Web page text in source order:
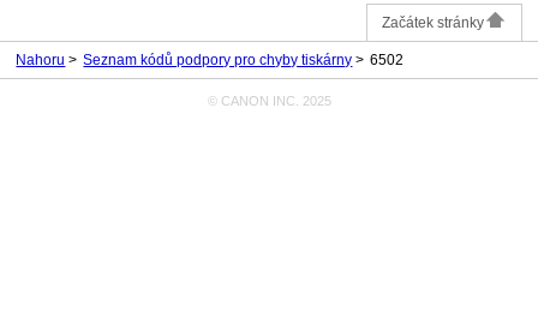
Začátek stránky
Nahoru Seznam kódů podpory pro chyby tiskárny 6502
© CANON INC. 2025